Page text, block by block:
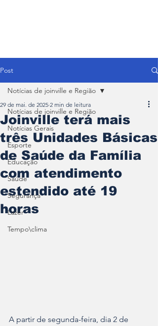
Post
Notícias de joinville e Região
Notícias Gerais
Esporte
Educação
Saúde
Segurança
Lazer
Tempo\clima
Notícias de joinville e Região
Joinville terá mais
três Unidades Básicas
de Saúde da Família
com atendimento
estendido até 19
horas
29 de mai. de 2025 2 min de leitura
A partir de segunda-feira, dia 2 de